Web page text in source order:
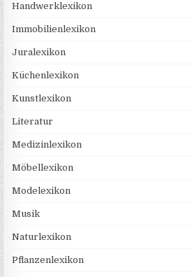
Handwerklexikon
Immobilienlexikon
Juralexikon
Küchenlexikon
Kunstlexikon
Literatur
Medizinlexikon
Möbellexikon
Modelexikon
Musik
Naturlexikon
Pflanzenlexikon